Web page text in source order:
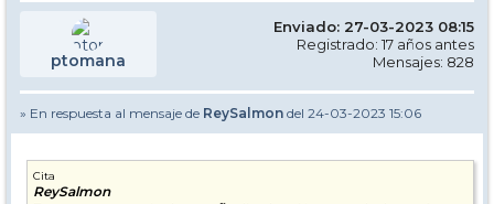
ptomana
Enviado: 27-03-2023 08:15
Registrado: 17 años antes
Mensajes: 828
» En respuesta al mensaje de ReySalmon del 24-03-2023 15:06
Cita
ReySalmon